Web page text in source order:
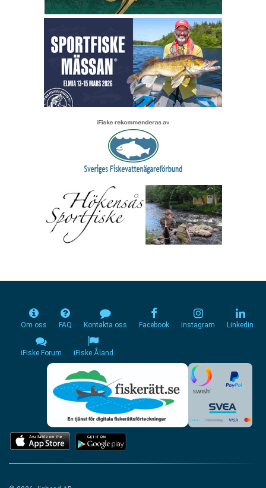
Om oss FAQ Kontakta oss Facebook Instagram Linkedin
iFiske Forum iFiske Åland